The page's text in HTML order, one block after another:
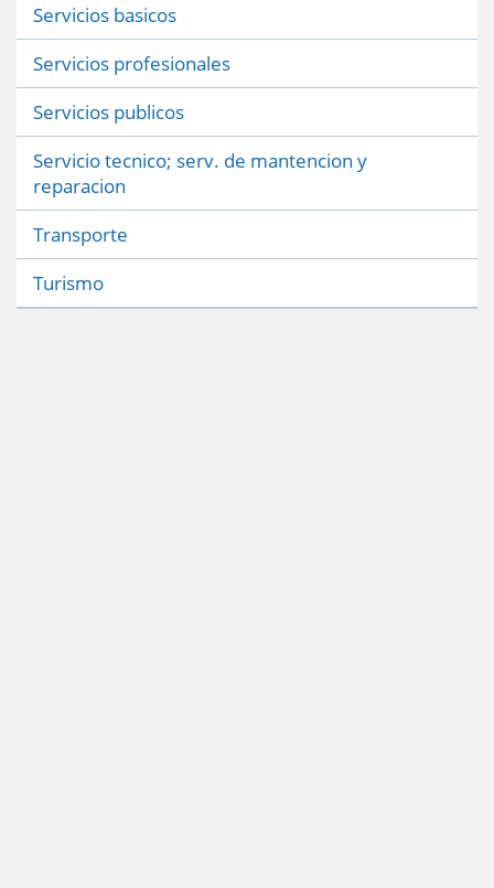
Servicios basicos
Servicios profesionales
Servicios publicos
Servicio tecnico; serv. de mantencion y
reparacion
Transporte
Turismo